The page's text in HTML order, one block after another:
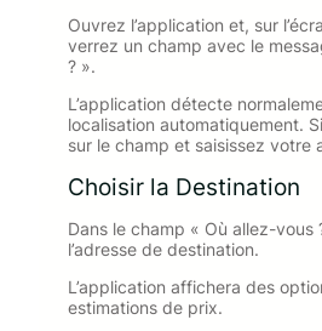
Ouvrez l’application et, sur
verrez un champ avec le
? ».
L’application détecte
localisation automatiquement.
sur le champ et saisissez votre
Choisir la Destination
Dans le champ « Où allez-vous
l’adresse de destination.
L’application affichera des
estimations de prix.